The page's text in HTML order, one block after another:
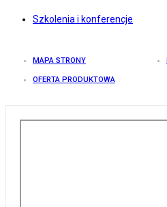
Szkolenia i konferencje
MAPA STRONY
OFERTA PRODUKTOWA